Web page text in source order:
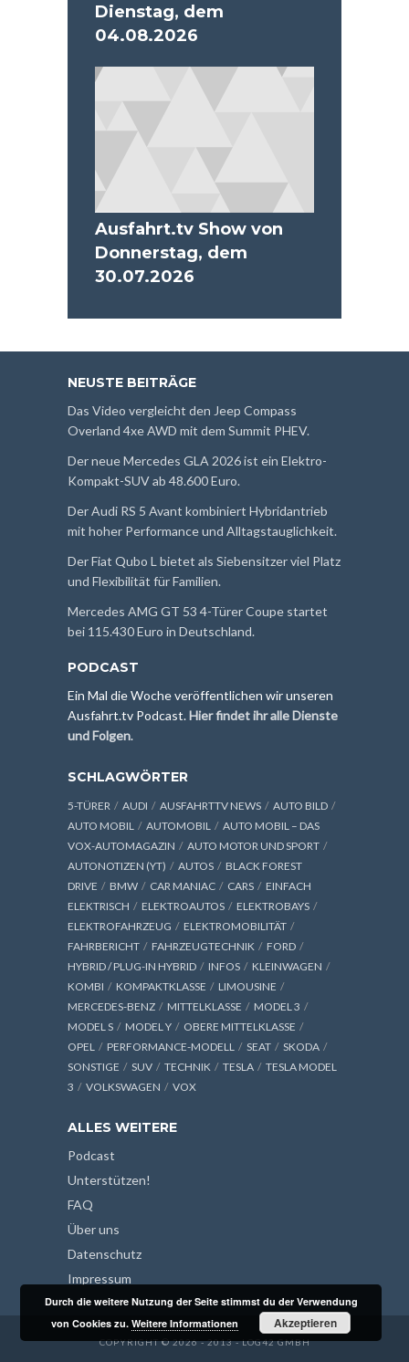
Dienstag, dem
04.08.2026
Ausfahrt.tv Show von
Donnerstag, dem
30.07.2026
NEUSTE BEITRÄGE
Das Video vergleicht den Jeep Compass
Overland 4xe AWD mit dem Summit PHEV.
Der neue Mercedes GLA 2026 ist ein Elektro-
Kompakt-SUV ab 48.600 Euro.
Der Audi RS 5 Avant kombiniert Hybridantrieb
mit hoher Performance und Alltagstauglichkeit.
Der Fiat Qubo L bietet als Siebensitzer viel Platz
und Flexibilität für Familien.
Mercedes AMG GT 53 4-Türer Coupe startet
bei 115.430 Euro in Deutschland.
PODCAST
Ein Mal die Woche veröffentlichen wir unseren
Ausfahrt.tv Podcast.Hier findet ihr alle Dienste
und Folgen.
SCHLAGWÖRTER
5-TÜRER AUDI AUSFAHRTTV NEWS
AUTO BILD
AUTO MOBIL
AUTOMOBIL
AUTO MOBIL – DAS
VOX-AUTOMAGAZIN
AUTO MOTOR UND SPORT
AUTONOTIZEN (YT)
AUTOS
BLACK FOREST
DRIVE
BMW CAR MANIAC CARS
EINFACH
ELEKTRISCH
ELEKTROAUTOS
ELEKTROBAYS
ELEKTROFAHRZEUG
ELEKTROMOBILITÄT
FAHRBERICHT
FAHRZEUGTECHNIK
FORD
HYBRID / PLUG-IN HYBRID
INFOS
KLEINWAGEN
KOMBI
KOMPAKTKLASSE
LIMOUSINE
MERCEDES-BENZ
MITTELKLASSE
MODEL 3
MODEL S
MODEL Y
OBERE MITTELKLASSE
OPEL
PERFORMANCE-MODELL SEAT
SKODA
SONSTIGE
SUV TECHNIK TESLA
TESLA MODEL
3
VOLKSWAGEN VOX
ALLES WEITERE
Podcast
Unterstützen!
FAQ
Über uns
Datenschutz
Impressum
COPYRIGHT © 2026 - 2013 - LOG42 GMBH
Durch die weitere Nutzung der Seite stimmst du der Verwendung
von Cookies zu.Weitere Informationen Akzeptieren